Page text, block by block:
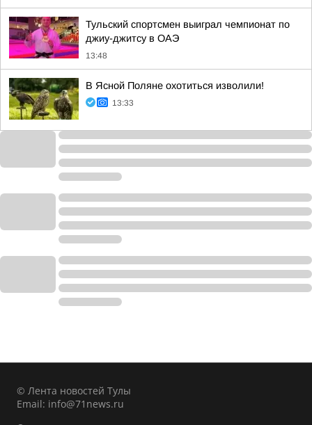
Тульский спортсмен выиграл чемпионат по
джиу-джитсу в ОАЭ
13:48
В Ясной Поляне охотиться изволили!
13:33
© Лента новостей Тулы
Email: info@71news.ru